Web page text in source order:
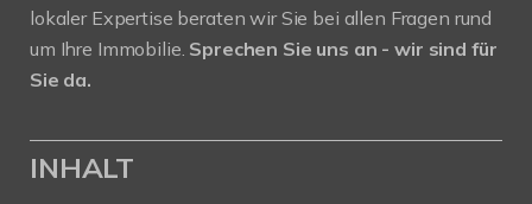
lokaler Expertise beraten wir Sie bei allen Fragen rund
um Ihre Immobilie. Sprechen Sie uns an - wir sind für
Sie da.
INHALT